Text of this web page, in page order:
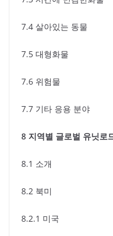
7.4 살아있는 동물
7.5 대형화물
7.6 위험물
7.7 기타 응용 분야
8 지역별 글로벌 유닛로
8.1 소개
8.2 북미
8.2.1 미국